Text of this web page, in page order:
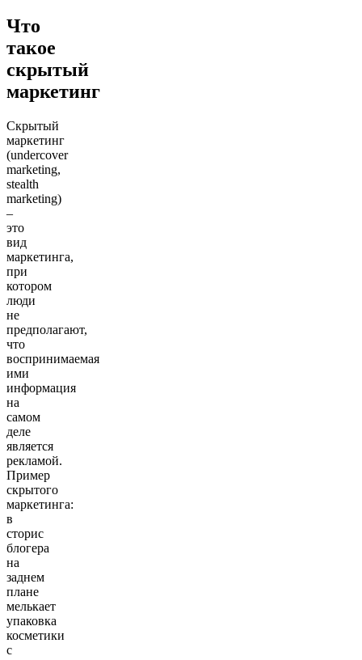
Что
такое
скрытый
маркетинг
Скрытый
маркетинг
(undercover
marketing,
stealth
marketing)
–
это
вид
маркетинга,
при
котором
люди
не
предполагают,
что
воспринимаемая
ими
информация
на
самом
деле
является
рекламой.
Пример
скрытого
маркетинга:
в
сторис
блогера
на
заднем
плане
мелькает
упаковка
косметики
с